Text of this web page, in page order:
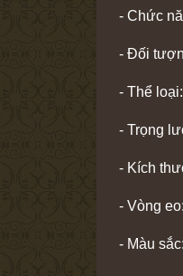
- Chức
- Đối
- Thể
- Trọng
- Kích
- Vòng
- Màu